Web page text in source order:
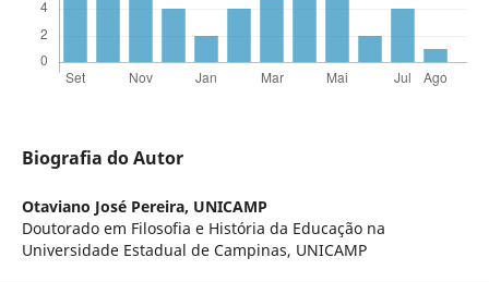
Biografia do Autor
Otaviano José Pereira, UNICAMP
Doutorado em Filosofia e História da Educação na
Universidade Estadual de Campinas, UNICAMP